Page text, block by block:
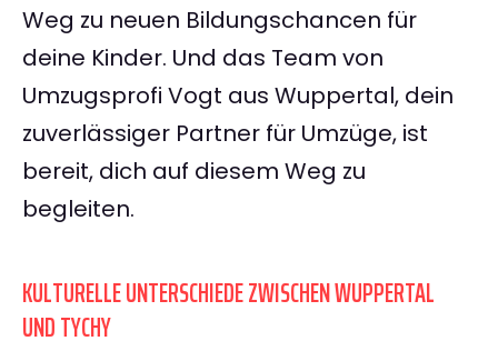
Weg zu neuen Bildungschancen für
deine Kinder. Und das Team von
Umzugsprofi Vogt aus Wuppertal, dein
zuverlässiger Partner für Umzüge, ist
bereit, dich auf diesem Weg zu
begleiten.
KULTURELLE UNTERSCHIEDE ZWISCHEN WUPPERTAL
UND TYCHY